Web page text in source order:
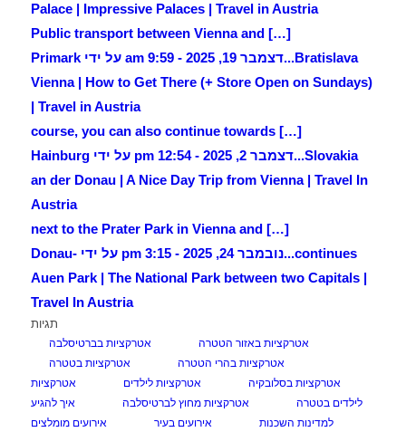
Palace | Impressive Palaces | Travel in Austria
[…] Public transport between Vienna and
Bratislava...
דצמבר 19, 2025 - 9:59 am על ידי Primark
Vienna | How to Get There (+ Store Open on Sundays)
| Travel in Austria
[…] course, you can also continue towards
Slovakia...
דצמבר 2, 2025 - 12:54 pm על ידי Hainburg
an der Donau | A Nice Day Trip from Vienna | Travel In
Austria
[…] next to the Prater Park in Vienna and
continues...
נובמבר 24, 2025 - 3:15 pm על ידי Donau-
Auen Park | The National Park between two Capitals |
Travel In Austria
תגיות
אטרקציות באזור הטטרה
אטרקציות בברטיסלבה
אטרקציות בהרי הטטרה
אטרקציות בטטרה
אטרקציות בסלובקיה
אטרקציות לילדים
אטרקציות
לילדים בטטרה
אטרקציות מחוץ לברטיסלבה
איך להגיע
למדינות השכנות
אירועים בעיר
אירועים מומלצים